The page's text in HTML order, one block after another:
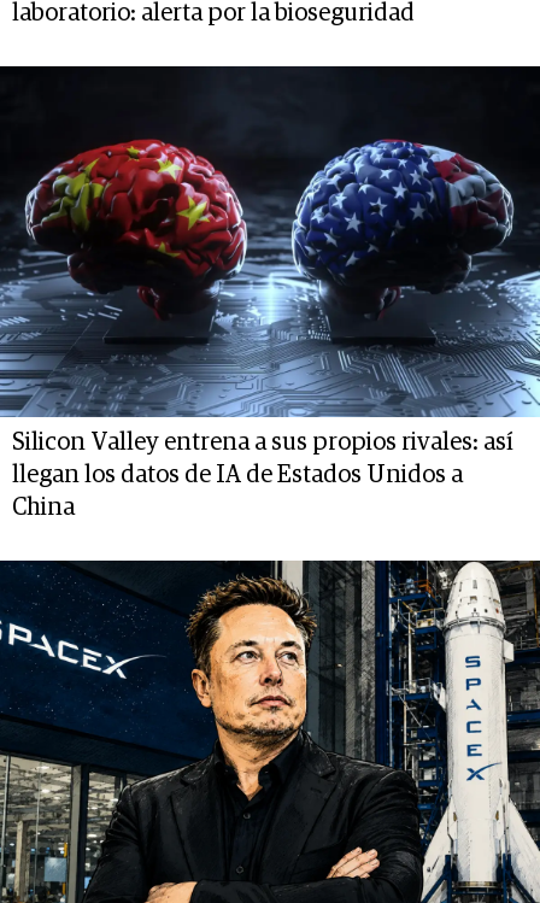
laboratorio: alerta por la bioseguridad
Silicon Valley entrena a sus propios rivales: así
llegan los datos de IA de Estados Unidos a
China